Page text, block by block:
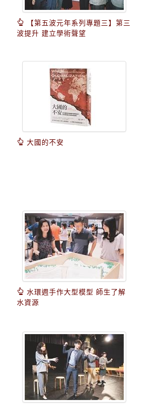
【第五波元年系列專題三】第三
波提升 建立學術聲望
大國的不安
水環週手作大型模型 師生了解
水資源